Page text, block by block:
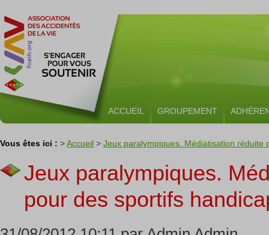
ACCUEIL GROUPEMENT
Vous êtes ici : >Accueil > Jeux paralympiques. Médiatisation
Jeux paralympiques.
pour des sportifs